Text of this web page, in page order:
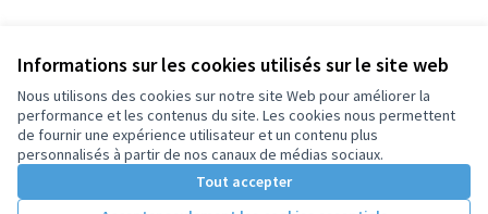
Informations sur les cookies utilisés sur le site web
Nous utilisons des cookies sur notre site Web pour améliorer la
performance et les contenus du site. Les cookies nous permettent
de fournir une expérience utilisateur et un contenu plus
personnalisés à partir de nos canaux de médias sociaux.
Tout accepter